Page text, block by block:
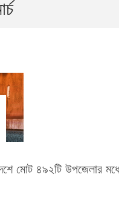
মোট ৪৯২টি উপজেলার